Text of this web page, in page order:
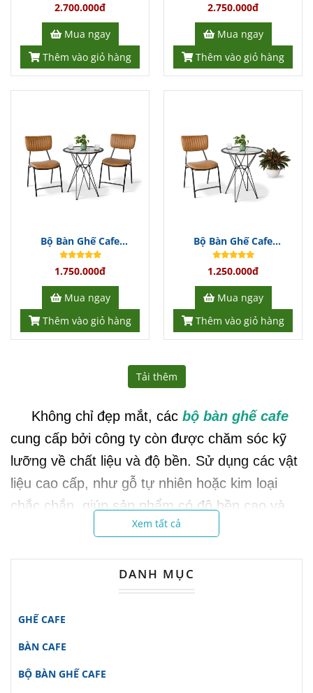
2.700.000đ
Mua ngay
Thêm vào giỏ hàng
2.750.000đ
Mua ngay
Thêm vào giỏ hàng
Bộ Bàn Ghế Cafe
BGCFDT300
1.750.000đ
Mua ngay
Thêm vào giỏ hàng
Bộ Bàn Ghế Cafe
BGCFDT299
1.250.000đ
Mua ngay
Thêm vào giỏ hàng
Tải thêm
Không chỉ đẹp mắt, các bộ bàn ghế cafe
cung cấp bởi công ty còn được chăm sóc kỹ
lưỡng về chất liệu và độ bền. Sử dụng các vật
liệu cao cấp, như gỗ tự nhiên hoặc kim loại
chắc chắn, giúp sản phẩm có độ bền cao và
dịch vụ sau bán hàng tận tâm, Công ty
khách hàng.
Hãy đến với chúng tôi để khám phá thêm về
cho không gian của bạn.
Xem tất cả
DANH MỤC
GHẾ CAFE
BÀN CAFE
BỘ BÀN GHẾ CAFE